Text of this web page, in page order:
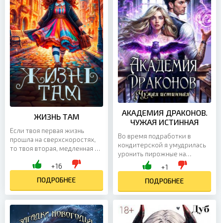
ЖИЗНЬ ТАМ
Если твоя первая жизнь
прошла на сверхскоростях,
то твоя вторая, медленная и
возможность посмотреть и
+16
ПОДРОБНЕЕ
АКАДЕМИЯ ДРАКОНОВ.
ЧУЖАЯ ИСТИННАЯ
Во время подработки в
кондитерской я умудрилась
уронить пирожные на
надменного красавчика,
дракона и вдобавок сына
ректора академии Стихий, в
которую...
+1
ПОДРОБНЕЕ